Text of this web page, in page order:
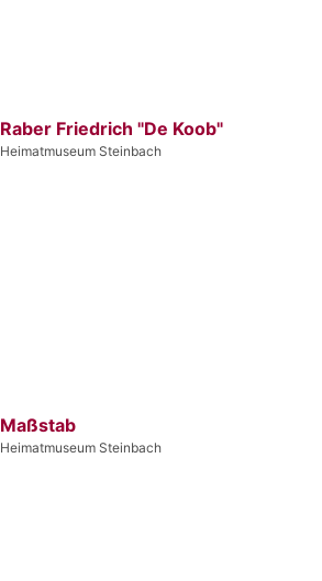
Raber Friedrich "De Koob"
Heimatmuseum Steinbach
Maßstab
Heimatmuseum Steinbach